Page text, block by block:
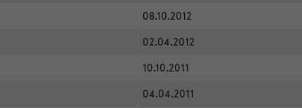
08.10.2012
02.04.2012
10.10.2011
04.04.2011